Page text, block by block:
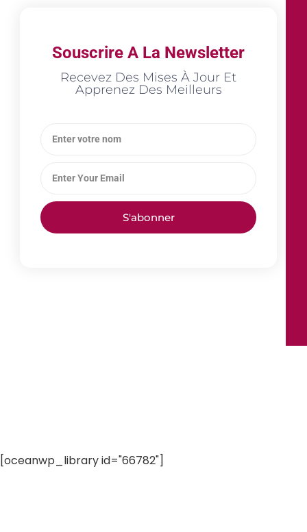
Souscrire A La Newsletter
Recevez Des Mises À Jour Et
Apprenez Des Meilleurs
S'abonner
[oceanwp_library id="66782"]